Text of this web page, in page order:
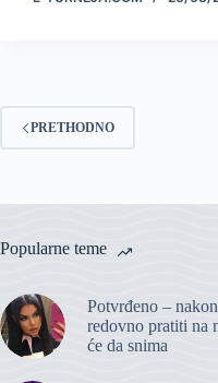
PRETHODNO
Popularne teme
Potvrđeno –
redovno pratiti na
će da snima